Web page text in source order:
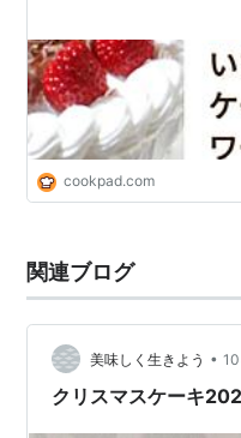
cookpad.com
関連ブログ
美味しく生きよう •
クリスマスケーキ